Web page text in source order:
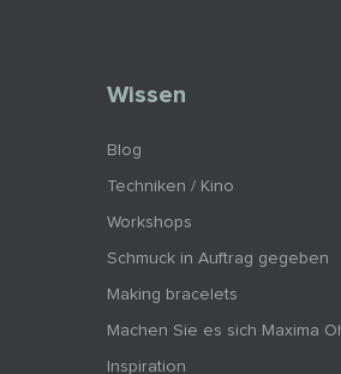
Wissen
Blog
Techniken / Kino
Workshops
Schmuck in Auftrag gegeben
Making bracelets
Machen Sie es sich Maxima
Inspiration